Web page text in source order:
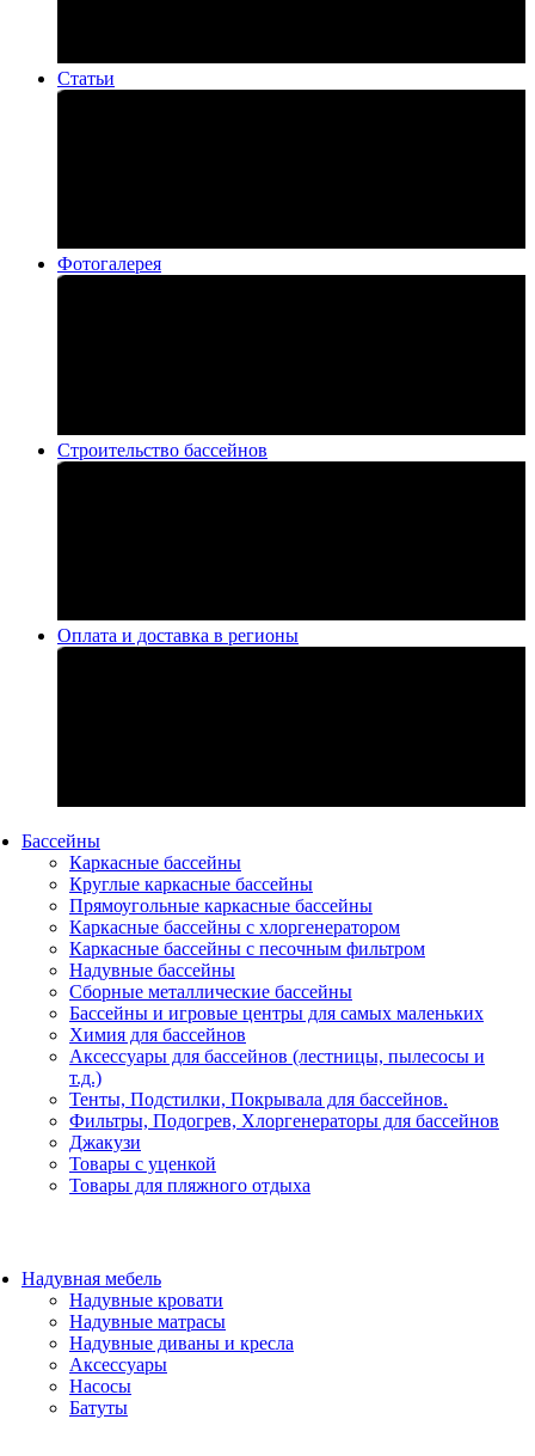
Статьи
Фотогалерея
Строительство бассейнов
Оплата и доставка в регионы
Бассейны
Каркасные бассейны
Круглые каркасные бассейны
Прямоугольные каркасные бассейны
Каркасные бассейны с хлоргенератором
Каркасные бассейны с песочным фильтром
Надувные бассейны
Сборные металлические бассейны
Бассейны и игровые центры для самых маленьких
Химия для бассейнов
Аксессуары для бассейнов (лестницы, пылесосы и
т.д.)
Тенты, Подстилки, Покрывала для бассейнов.
Фильтры, Подогрев, Хлоргенераторы для бассейнов
Джакузи
Товары с уценкой
Товары для пляжного отдыха
Надувная мебель
Надувные кровати
Надувные матрасы
Надувные диваны и кресла
Аксессуары
Насосы
Батуты